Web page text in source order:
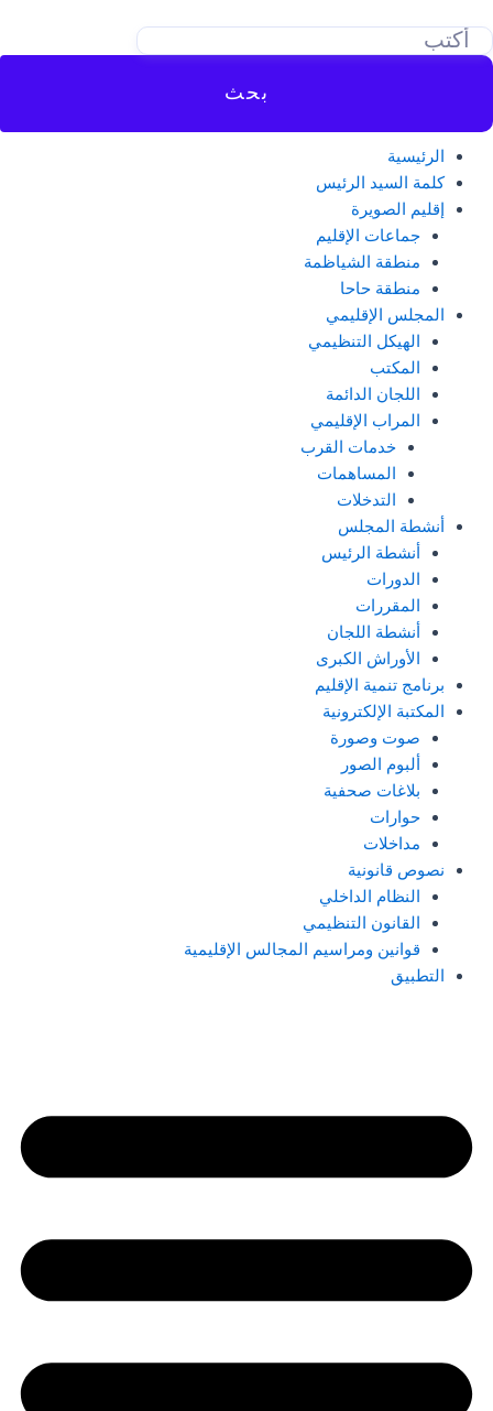
إلى
المحتوى
بحث
الرئيسية
كلمة السيد الرئيس
إقليم الصويرة
جماعات الإقليم
منطقة الشياظمة
منطقة حاحا
المجلس الإقليمي
الهيكل التنظيمي
المكتب
اللجان الدائمة
المراب الإقليمي
خدمات القرب
المساهمات
التدخلات
أنشطة المجلس
أنشطة الرئيس
الدورات
المقررات
أنشطة اللجان
الأوراش الكبرى
برنامج تنمية الإقليم
المكتبة الإلكترونية
صوت وصورة
ألبوم الصور
بلاغات صحفية
حوارات
مداخلات
نصوص قانونية
النظام الداخلي
القانون التنظيمي
قوانين ومراسيم المجالس الإقليمية
التطبيق